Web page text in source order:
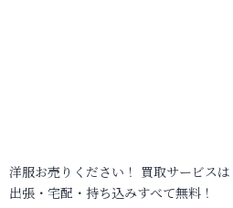
洋服お売りください！ 買取サービスは
出張・宅配・持ち込みすべて無料！